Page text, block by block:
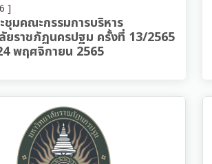
]
ชุมคณะกรรมการบริหาร
ยราชภัฏนครปฐม ครั้งที่ 13/2565
พฤศจิกายน 2565